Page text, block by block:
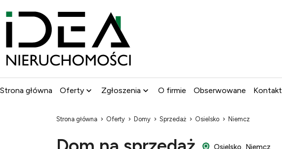
Strona główna Oferty Zgłoszenia O firmie Obserwowane Kontakt
Strona główna Oferty Domy Sprzedaż Osielsko Niemcz
Osielsko, Niemcz